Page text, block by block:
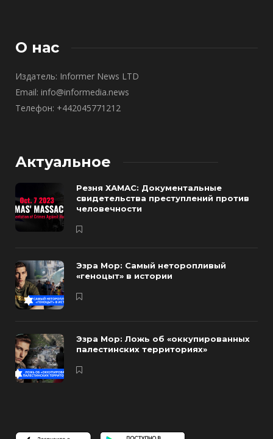
О нас
Издатель: Informer News LTD
Email: info@informedia.news
Телефон: +442045771212
Актуальное
Резня ХАМАС: Документальные
свидетельства преступлений против
человечности
Эзра Мор: Самый неторопливый
«геноцыт» в истории
Эзра Мор: Ложь об «оккупированных
палестинских территориях»